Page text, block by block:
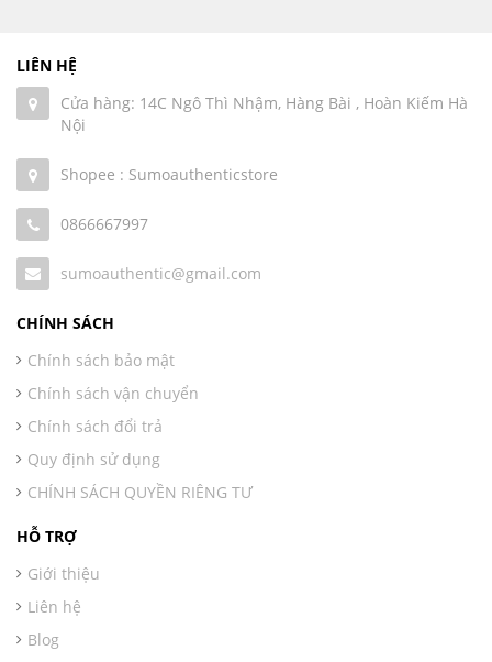
LIÊN HỆ
Cửa hàng: 14C Ngô Thì Nhậm, Hàng Bài , Hoàn Kiếm Hà
Nội
Shopee : Sumoauthenticstore
0866667997
sumoauthentic@gmail.com
CHÍNH SÁCH
Chính sách bảo mật
Chính sách vận chuyển
Chính sách đổi trả
Quy định sử dụng
CHÍNH SÁCH QUYỀN RIÊNG TƯ
HỖ TRỢ
Giới thiệu
Liên hệ
Blog